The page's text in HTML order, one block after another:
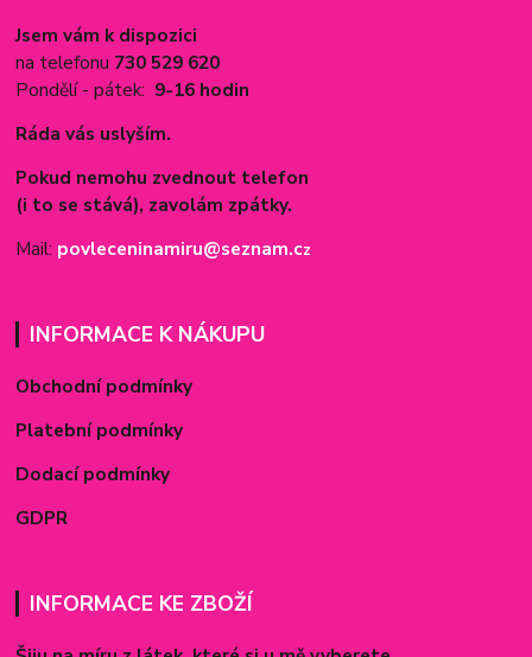
Jsem vám k dispozici
na telefonu 730 529 620
Pondělí - pátek: 9-16 hodin
Ráda vás uslyším.
Pokud nemohu zvednout telefon
(i to se stává), zavolám zpátky.
Mail: povleceninamiru@seznam.cz
INFORMACE K NÁKUPU
Obchodní podmínky
Platební podmínky
Dodací podmínky
GDPR
INFORMACE KE ZBOŽÍ